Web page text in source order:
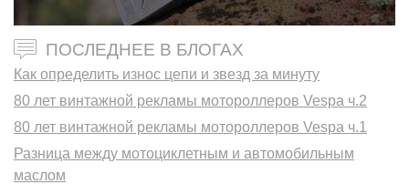
ПОСЛЕДНЕЕ В БЛОГАХ
Как определить износ цепи и звезд за минуту
80 лет винтажной рекламы мотороллеров Vespa ч.2
80 лет винтажной рекламы мотороллеров Vespa ч.1
Разница между мотоциклетным и автомобильным
маслом